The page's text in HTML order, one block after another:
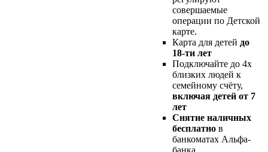
совершаемые
операции по Детской
карте.
Карта для детей до
18-ти лет
Подключайте до 4х
близких людей к
семейному счёту,
включая детей от 7
лет
Снятие наличных
бесплатно в
банкоматах Альфа-
банка